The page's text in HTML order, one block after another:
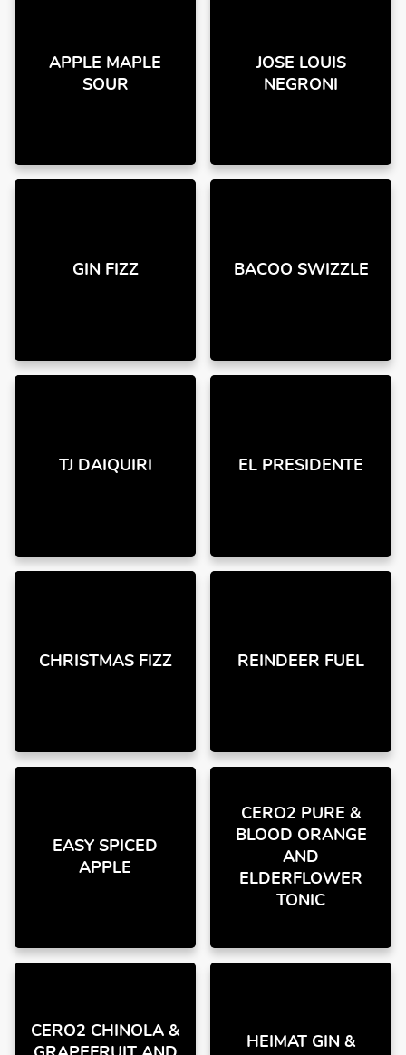
APPLE MAPLE
SOUR
JOSE LOUIS
NEGRONI
GIN FIZZ BACOO SWIZZLE
TJ DAIQUIRI EL PRESIDENTE
CHRISTMAS FIZZ REINDEER FUEL
EASY SPICED
APPLE
CERO2 PURE &
BLOOD ORANGE
AND
ELDERFLOWER
TONIC
CERO2 CHINOLA &
HEIMAT GIN &